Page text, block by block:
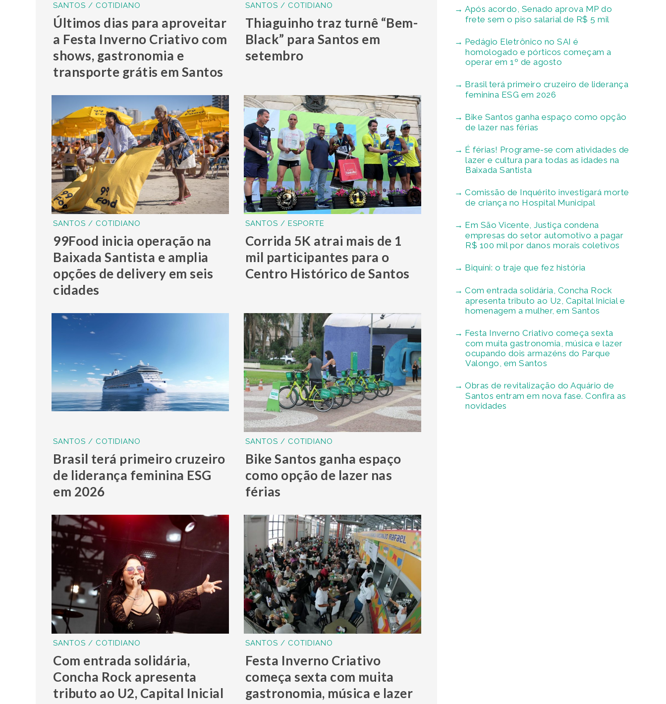
SANTOS / COTIDIANO
Últimos dias para aproveitar
a Festa Inverno Criativo com
shows, gastronomia e
transporte grátis em Santos
SANTOS / COTIDIANO
Thiaguinho traz turnê “Bem-
Black” para Santos em
setembro
SANTOS / COTIDIANO
99Food inicia operação na
Baixada Santista e amplia
opções de delivery em seis
cidades
SANTOS / ESPORTE
Corrida 5K atrai mais de 1
mil participantes para o
Centro Histórico de Santos
SANTOS / COTIDIANO
Brasil terá primeiro cruzeiro
de liderança feminina ESG
em 2026
SANTOS / COTIDIANO
Bike Santos ganha espaço
como opção de lazer nas
férias
SANTOS / COTIDIANO
Com entrada solidária,
Concha Rock apresenta
tributo ao U2, Capital Inicial
SANTOS / COTIDIANO
Festa Inverno Criativo
começa sexta com muita
gastronomia, música e lazer
Após acordo, Senado aprova MP do
frete sem o piso salarial de R$ 5 mil
Pedágio Eletrônico no SAI é
homologado e pórticos começam a
operar em 1º de agosto
Brasil terá primeiro cruzeiro de liderança
feminina ESG em 2026
Bike Santos ganha espaço como opção
de lazer nas férias
É férias! Programe-se com atividades de
lazer e cultura para todas as idades na
Baixada Santista
Comissão de Inquérito investigará morte
de criança no Hospital Municipal
Em São Vicente, Justiça condena
empresas do setor automotivo a pagar
R$ 100 mil por danos morais coletivos
Biquíni: o traje que fez história
Com entrada solidária, Concha Rock
apresenta tributo ao U2, Capital Inicial e
homenagem a mulher, em Santos
Festa Inverno Criativo começa sexta
com muita gastronomia, música e lazer
ocupando dois armazéns do Parque
Valongo, em Santos
Obras de revitalização do Aquário de
Santos entram em nova fase. Confira as
novidades